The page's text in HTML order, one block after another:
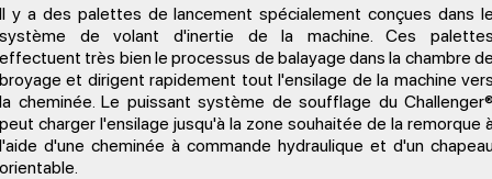
Il y a des palettes de lancement spécialement conçues dans
système de volant d'inertie de la machine. Ces
effectuent très bien le processus de balayage dans la chambre
broyage et dirigent rapidement tout l'ensilage de la machine
la cheminée. Le puissant système de soufflage du
peut charger l'ensilage jusqu'à la zone souhaitée de la remorque
l'aide d'une cheminée à commande hydraulique et d'un
orientable.